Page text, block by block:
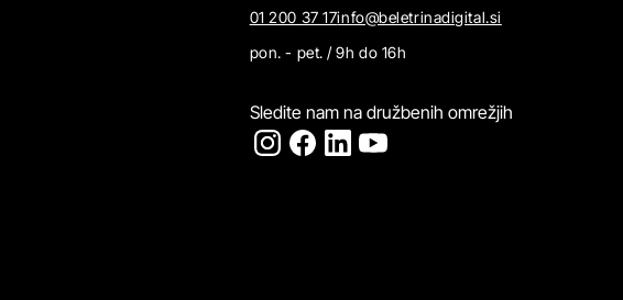
01 200 37 17info@beletrinadigital.si
pon. - pet. / 9h do 16h
Sledite nam na družbenih omrežjih